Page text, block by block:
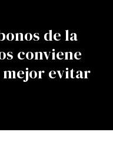
de la
conviene
mejor evitar